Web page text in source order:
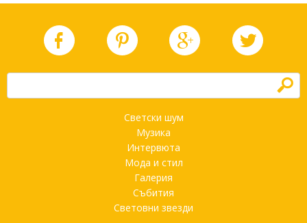
h
Светски шум
Музика
Интервюта
Мода и стил
Галерия
Събития
Световни звезди